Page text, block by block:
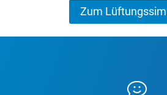
Zum